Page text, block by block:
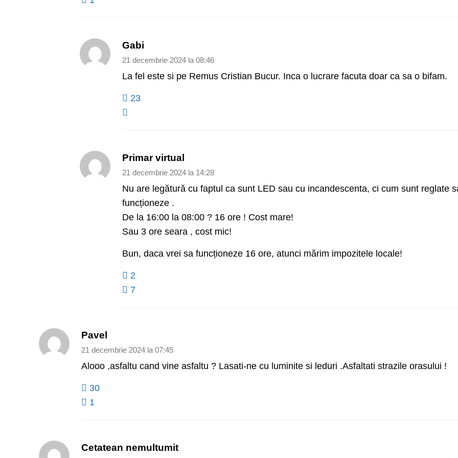
Gabi
21 decembrie 2024 la 08:46
La fel este si pe Remus Cristian Bucur. Inca o lucrare facuta doar ca sa o bifam.
23
Primar virtual
21 decembrie 2024 la 14:28
Nu are legătură cu faptul ca sunt LED sau cu incandescenta, ci cum sunt reglate
funcționeze .
De la 16:00 la 08:00 ? 16 ore ! Cost mare!
Sau 3 ore seara , cost mic!
Bun, daca vrei sa funcționeze 16 ore, atunci mărim impozitele locale!
2
7
Pavel
21 decembrie 2024 la 07:45
Alooo ,asfaltu cand vine asfaltu ? Lasati-ne cu luminite si leduri .Asfaltati strazile orasului !
30
1
Cetatean nemultumit